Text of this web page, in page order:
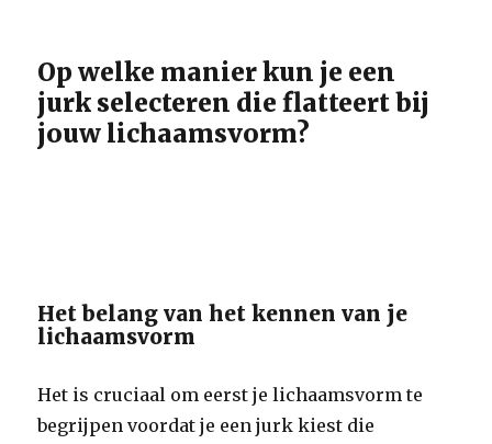
Op welke manier kun je een
jurk selecteren die flatteert bij
jouw lichaamsvorm?
Het belang van het kennen van je
lichaamsvorm
Het is cruciaal om eerst je lichaamsvorm te
begrijpen voordat je een jurk kiest die